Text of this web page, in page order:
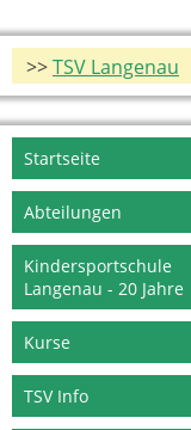
>>TSV Langenau
Navigation
überspringen
Startseite
Abteilungen
Kindersportschule
Langenau - 20 Jahre
Kurse
TSV Info